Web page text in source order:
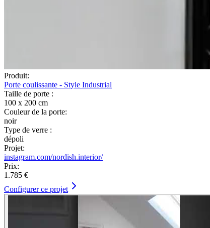
Produit:
Porte coulissante - Style Industrial
Taille de porte :
100 x 200 cm
Couleur de la porte:
noir
Type de verre :
dépoli
Projet:
instagram.com/nordish.interior/
Prix:
1.785 €
Configurer ce projet